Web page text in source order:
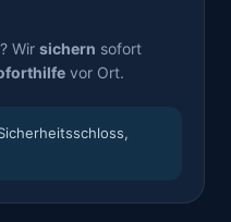
? Wir sichern sofort
vor Ort.